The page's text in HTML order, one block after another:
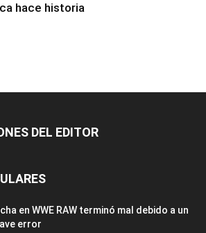
hace historia
DEL EDITOR
en WWE RAW terminó mal debido a un
error